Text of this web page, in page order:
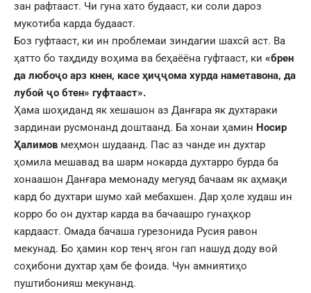
зан рафтааст. Чи гуна хато будааст, ки соли дароз
мукотиба карда будааст.
Боз гуфтааст, ки ин проблемаи зиндагии шахсӣ аст. Ва
ҳатто бо таҳдиду воҳима ва беҳаёёна гуфтааст, ки «брен
да любоҷо арз кнен, касе ҳиҷҷома хурда наметавона, да
лубой ҷо бтен» гуфтааст».
Ҳама шоҳиданд як хешашон аз Данғара як духтараки
зардинаи русмонанд доштаанд. Ба хонаи ҳамин Носир
Ҳалимов меҳмон шудаанд. Пас аз чанде ин духтар
ҳомила мешавад ва шарм нокарда духтарро бурда ба
хонаашон Данғара мемонаду мегуяд бачаам як аҳмақи
кард бо духтари шумо хай мебахшен. Дар ҳоле худаш ин
корро бо он духтар карда ва бачаашро гунаҳкор
кардааст. Омада бачаша гурезонида Русия равон
мекунад. Бо ҳамин кор тенҷ ягон гап нашуд доду вой
соҳибони духтар ҳам бе фоида. Чун амниятиҳо
пуштибонияш мекунанд.